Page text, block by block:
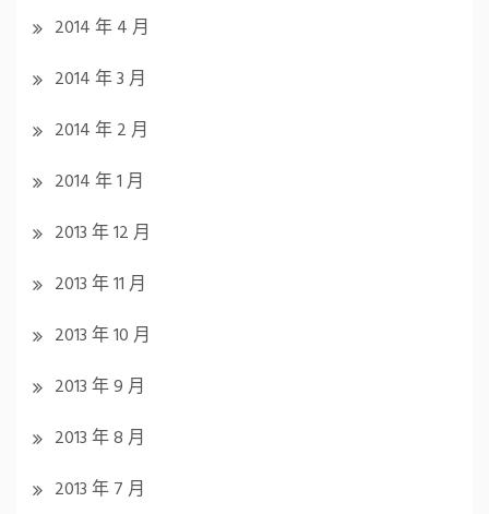
2014 年 4 月
2014 年 3 月
2014 年 2 月
2014 年 1 月
2013 年 12 月
2013 年 11 月
2013 年 10 月
2013 年 9 月
2013 年 8 月
2013 年 7 月